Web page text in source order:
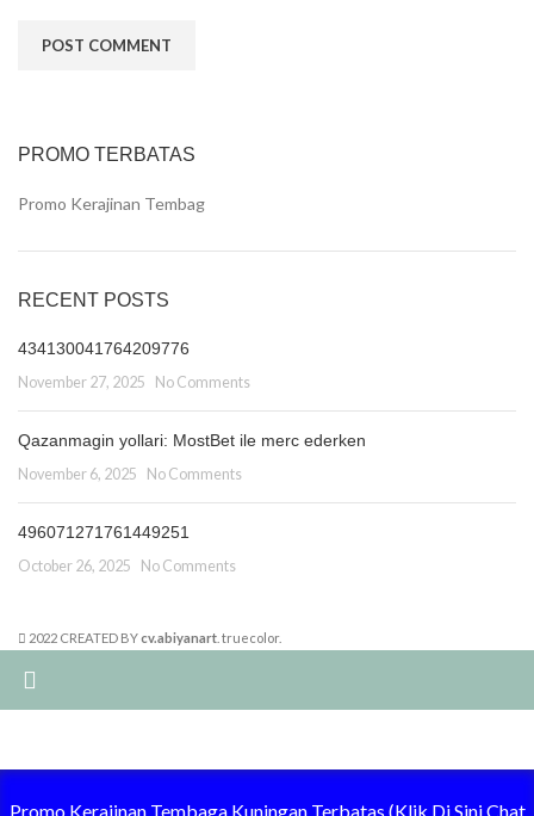
PROMO TERBATAS
Promo Kerajinan Tembag
RECENT POSTS
434130041764209776
November 27, 2025 No Comments
Qazanmagin yollari: MostBet ile merc ederken
November 6, 2025 No Comments
496071271761449251
October 26, 2025 No Comments
2022 CREATED BYcv.abiyanart . truecolor.
Promo Kerajinan Tembaga Kuningan Terbatas (Klik Di Sini Chat